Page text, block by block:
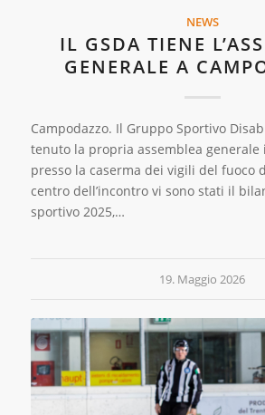
NEWS
IL GSDA TIENE
GENERALE A
Campodazzo. Il Gruppo Sportivo
tenuto la propria assemblea generale
presso la caserma dei vigili del fuoco
centro dell’incontro vi sono stati il
sportivo 2025,…
19. Maggio 2026